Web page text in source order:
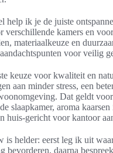
help ik je de juiste
verschillende kamers en
materiaalkeuze en
voor veilig
keuze voor kwaliteit en
aan minder stress, een
Dat geldt
slaapkamer, aroma
huis-gericht voor kantoor
is helder: eerst leg ik uit
bevorderen, daarna